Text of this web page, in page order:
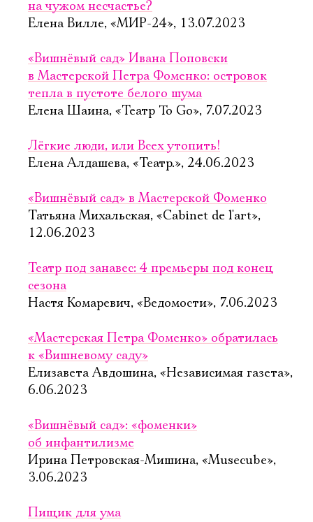
на чужом несчастье?
Елена Вилле, «МИР-24», 13.07.2023
«Вишнёвый сад» Ивана Поповски
в Мастерской Петра Фоменко: островок
тепла в пустоте белого шума
Елена Шаина, «Театр To Go», 7.07.2023
Лёгкие люди, или Всех утопить!
Елена Алдашева, «Театр.», 24.06.2023
«Вишнёвый сад» в Мастерской Фоменко
Татьяна Михальская, «Cabinet de l'art»,
12.06.2023
Театр под занавес: 4 премьеры под конец
сезона
Настя Комаревич, «Ведомости», 7.06.2023
«Мастерская Петра Фоменко» обратилась
к «Вишневому саду»
Елизавета Авдошина, «Независимая газета»,
6.06.2023
«Вишнёвый сад»: «фоменки»
об инфантилизме
Ирина Петровская-Мишина, «Musecube»,
3.06.2023
Пищик для ума